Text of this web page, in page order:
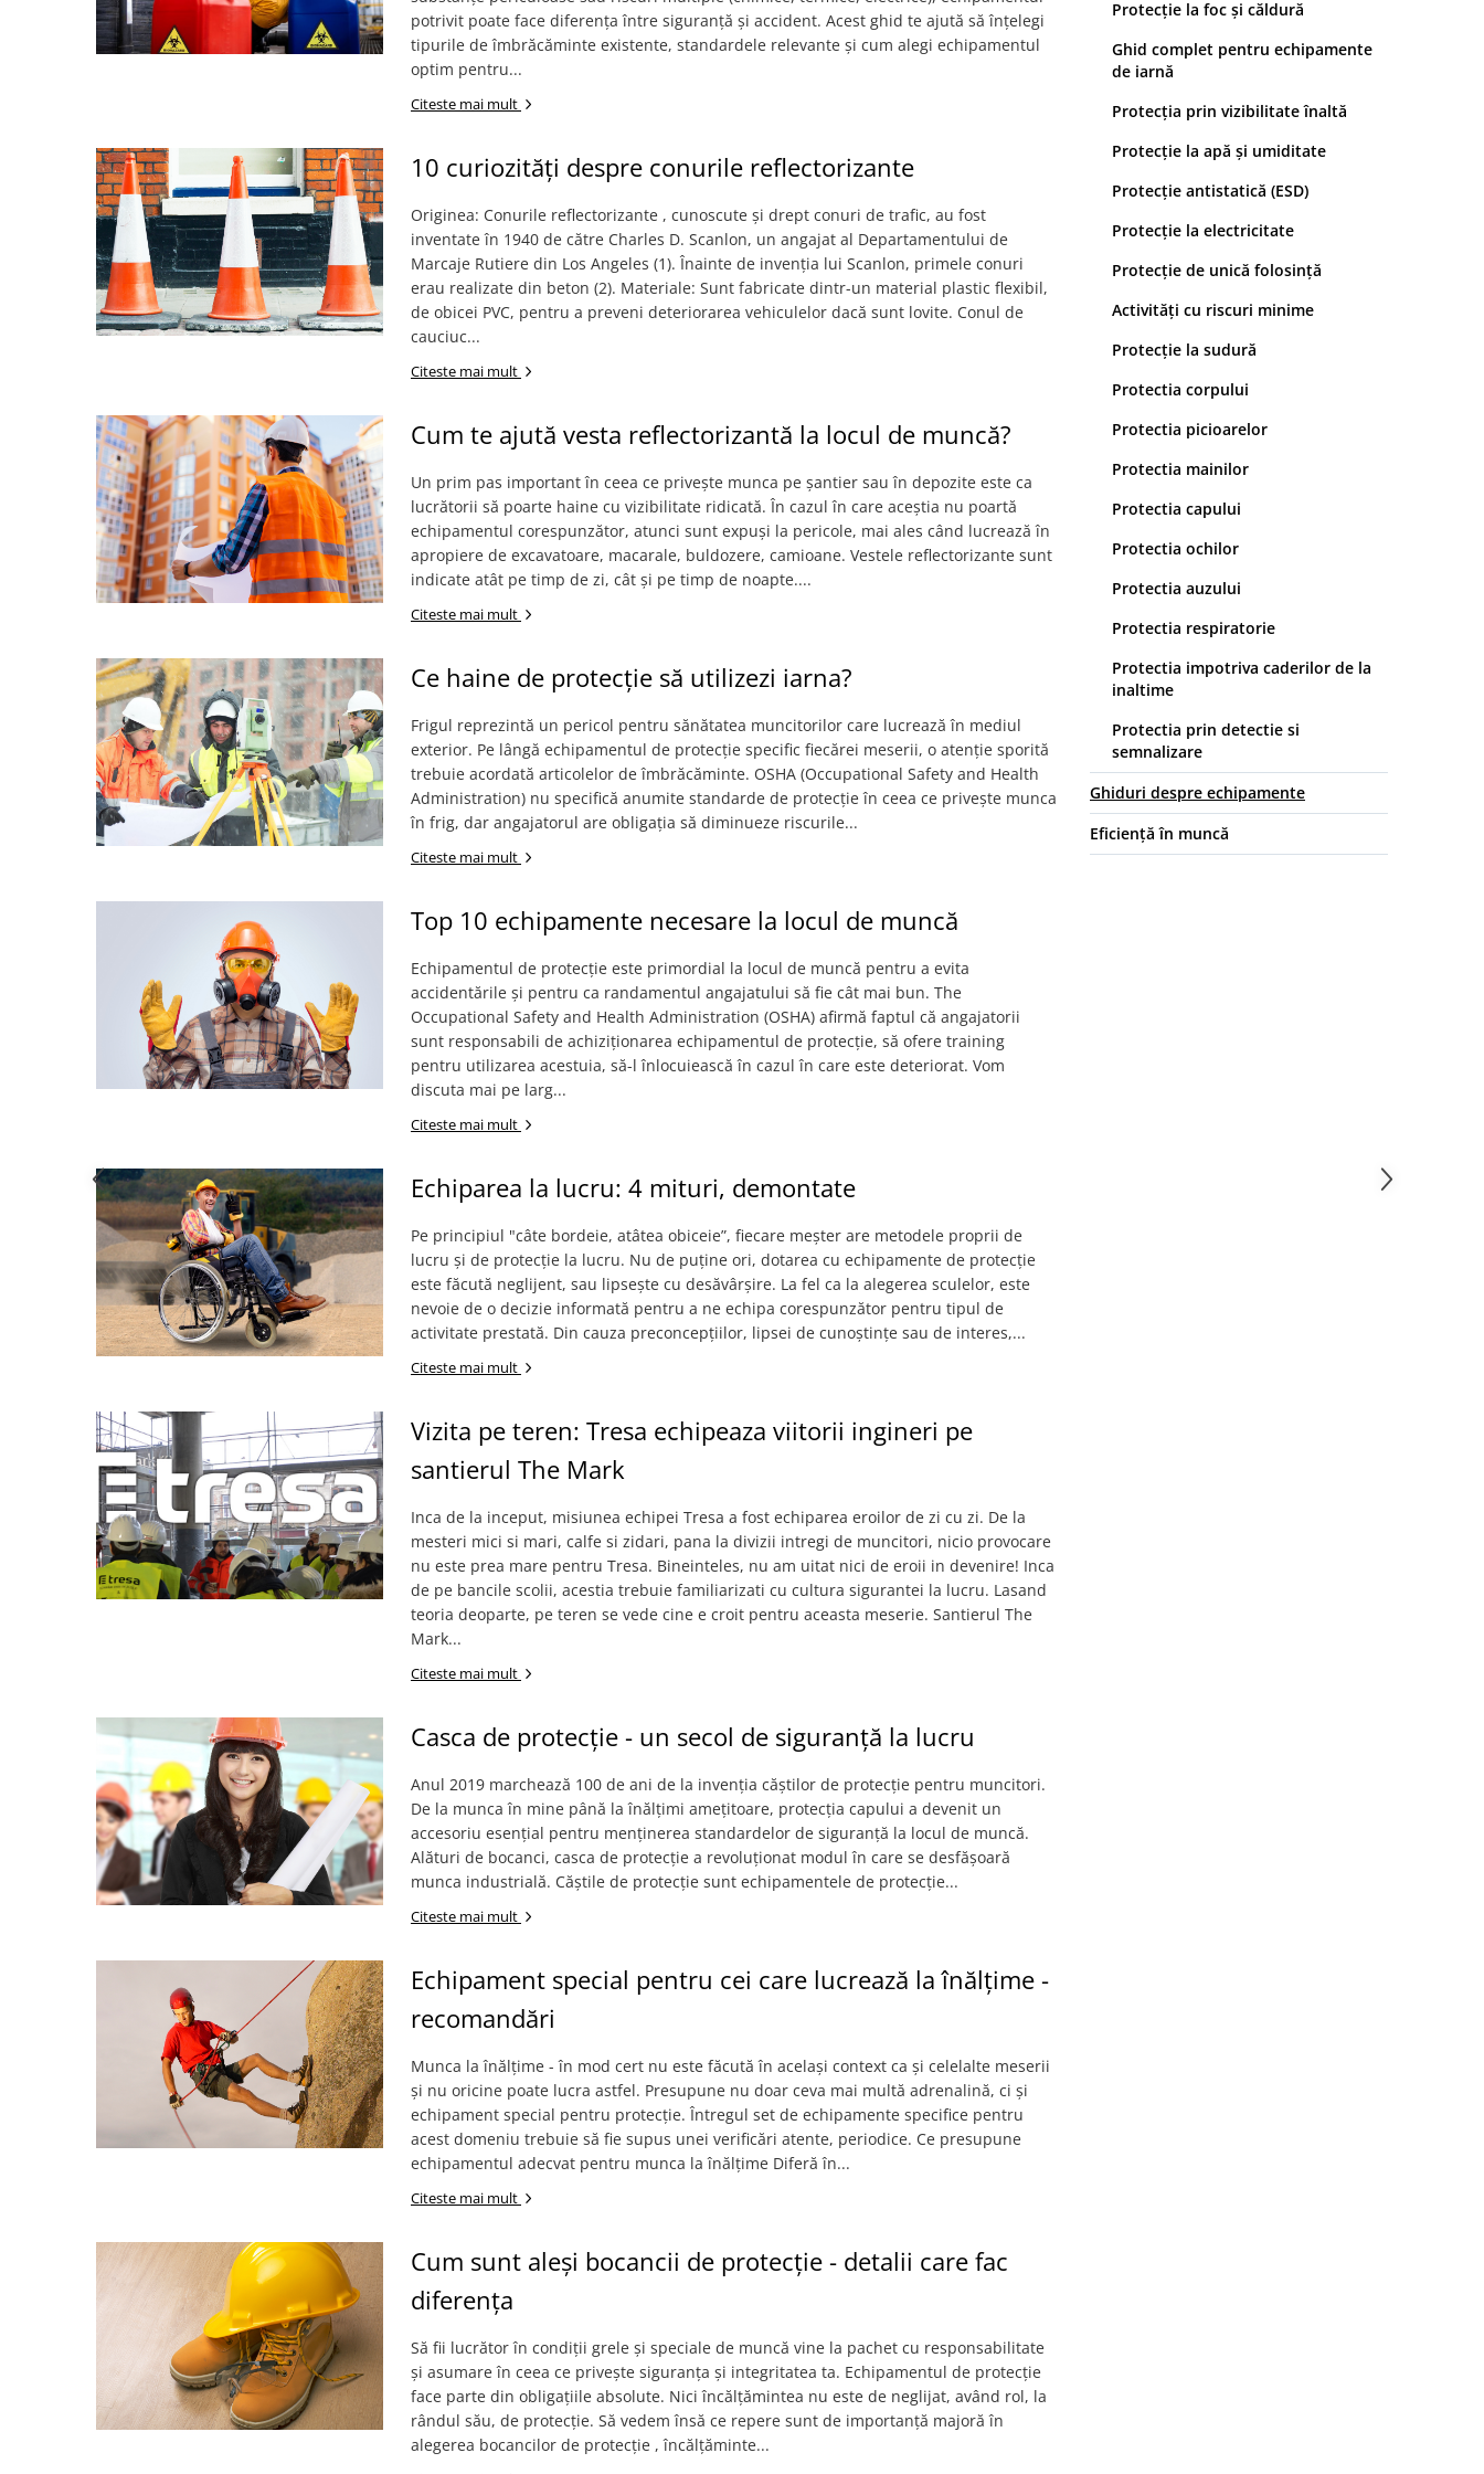
Costume | Combinezoane
Impermeabile
Imbracaminte TERMOIZOLANTĂ
Jachete Termoizolante
Pantaloni Termoizolanti
Costume | Combinezoane
Termoizolante
Veste Termoizolante
Îmbrăcăminte REFLECTORIZANTĂ
Costume reflectorizante (HI-VIS)
Combinezoane Reflectorizante (HI-
Veste reflectorizante (HI-VIS)
Tricouri si bluze reflectorizante (HI-
Accesorii reflectorizante (HI-VIS)
Îmbrăcăminte ANTICHIMICĂ |
MULTIRISC
Costume | Combinezoane
Antichimice | Multirisc
Halate | Sorturi Antichimice |
Jachete | Bluze Antichimice |
Pantaloni Antichimici | Multirisc
Îmbrăcăminte IGNIFUGĂ (ANTI-
Jambiere Ignifuge
Cagule | Capisoane Ignifuge
Costume | Combinezoane Ignifuge
Jachete| Bluze Ignifuge
ÎNCĂLȚĂMINTE
Pantofi outdoor
Pantofi de lucru O1
Pantofi de lucru O2
Pantofi de protecție S1
Pantofi de protecție OB
Pantofi de protecție S1P
Pantofi de protecție S2
Pantofi de protecție S3
Bocanci outdoor
Bocanci de lucru O1
Bocanci de protecție OB
Bocanci de protecție S2
Bocanci de protecție S3
Cizme outdoor
Cizme de lucru OB
Cizme de lucru O4/O5
Cizme de protecție S3
Saboți și papuci de uz general
Saboți de protecție OB
Saboți de protecție SB
Sandale de protecție SB
Sandale de protecție S1
Sandale de protecție S1P
Accesorii încălțăminte
PROTECȚIA MÂINILOR
Mănuși de protecție
Protecție mecanică
potrivit poate face diferența între siguranță și accident. Acest ghid te ajută să înțelegi
tipurile de îmbrăcăminte existente, standardele relevante și cum alegi echipamentul
optim pentru...
Citeste mai mult
10 curiozități despre conurile reflectorizante
Originea: Conurile reflectorizante , cunoscute și drept conuri de trafic, au fost
inventate în 1940 de către Charles D. Scanlon, un angajat al Departamentului de
Marcaje Rutiere din Los Angeles (1). Înainte de invenția lui Scanlon, primele conuri
erau realizate din beton (2). Materiale: Sunt fabricate dintr-un material plastic flexibil,
de obicei PVC, pentru a preveni deteriorarea vehiculelor dacă sunt lovite. Conul de
cauciuc...
Citeste mai mult
Cum te ajută vesta reflectorizantă la locul de muncă?
Un prim pas important în ceea ce privește munca pe șantier sau în depozite este ca
lucrătorii să poarte haine cu vizibilitate ridicată. În cazul în care aceștia nu poartă
echipamentul corespunzător, atunci sunt expuși la pericole, mai ales când lucrează în
apropiere de excavatoare, macarale, buldozere, camioane. Vestele reflectorizante sunt
indicate atât pe timp de zi, cât și pe timp de noapte....
Citeste mai mult
Ce haine de protecție să utilizezi iarna?
Frigul reprezintă un pericol pentru sănătatea muncitorilor care lucrează în mediul
exterior. Pe lângă echipamentul de protecție specific fiecărei meserii, o atenție sporită
trebuie acordată articolelor de îmbrăcăminte. OSHA (Occupational Safety and Health
Administration) nu specifică anumite standarde de protecție în ceea ce privește munca
în frig, dar angajatorul are obligația să diminueze riscurile...
Citeste mai mult
Top 10 echipamente necesare la locul de muncă
Echipamentul de protecție este primordial la locul de muncă pentru a evita
accidentările și pentru ca randamentul angajatului să fie cât mai bun. The
Occupational Safety and Health Administration (OSHA) afirmă faptul că angajatorii
sunt responsabili de achiziționarea echipamentul de protecție, să ofere training
pentru utilizarea acestuia, să-l înlocuiească în cazul în care este deteriorat. Vom
discuta mai pe larg...
Citeste mai mult
Echiparea la lucru: 4 mituri, demontate
Pe principiul "câte bordeie, atâtea obiceie”, fiecare meșter are metodele proprii de
lucru și de protecție la lucru. Nu de puține ori, dotarea cu echipamente de protecție
este făcută neglijent, sau lipsește cu desăvârșire. La fel ca la alegerea sculelor, este
nevoie de o decizie informată pentru a ne echipa corespunzător pentru tipul de
activitate prestată. Din cauza preconcepțiilor, lipsei de cunoștințe sau de interes,...
Citeste mai mult
Vizita pe teren: Tresa echipeaza viitorii ingineri pe
santierul The Mark
Inca de la inceput, misiunea echipei Tresa a fost echiparea eroilor de zi cu zi. De la
mesteri mici si mari, calfe si zidari, pana la divizii intregi de muncitori, nicio provocare
nu este prea mare pentru Tresa. Bineinteles, nu am uitat nici de eroii in devenire! Inca
de pe bancile scolii, acestia trebuie familiarizati cu cultura sigurantei la lucru. Lasand
teoria deoparte, pe teren se vede cine e croit pentru aceasta meserie. Santierul The
Mark...
Citeste mai mult
Casca de protecție - un secol de siguranță la lucru
Anul 2019 marchează 100 de ani de la invenția căștilor de protecție pentru muncitori.
De la munca în mine până la înălțimi amețitoare, protecția capului a devenit un
accesoriu esențial pentru menținerea standardelor de siguranță la locul de muncă.
Alături de bocanci, casca de protecție a revoluționat modul în care se desfășoară
munca industrială. Căștile de protecție sunt echipamentele de protecție...
Citeste mai mult
Echipament special pentru cei care lucrează la înălţime -
recomandări
Munca la înălțime - în mod cert nu este făcută în același context ca și celelalte meserii
și nu oricine poate lucra astfel. Presupune nu doar ceva mai multă adrenalină, ci și
echipament special pentru protecție. Întregul set de echipamente specifice pentru
acest domeniu trebuie să fie supus unei verificări atente, periodice. Ce presupune
echipamentul adecvat pentru munca la înălțime Diferă în...
Citeste mai mult
Cum sunt aleși bocancii de protecție - detalii care fac
diferența
Să fii lucrător în condiții grele și speciale de muncă vine la pachet cu responsabilitate
și asumare în ceea ce privește siguranța și integritatea ta. Echipamentul de protecție
face parte din obligațiile absolute. Nici încălțămintea nu este de neglijat, având rol, la
rândul său, de protecție. Să vedem însă ce repere sunt de importanţă majoră în
alegerea bocancilor de protecţie , încălțăminte...
Protecție la foc și căldură
Ghid complet pentru echipamente
de iarnă
Protecția prin vizibilitate înaltă
Protecție la apă și umiditate
Protecție antistatică (ESD)
Protecție la electricitate
Protecție de unică folosință
Activități cu riscuri minime
Protecție la sudură
Protectia corpului
Protectia picioarelor
Protectia mainilor
Protectia capului
Protectia ochilor
Protectia auzului
Protectia respiratorie
Protectia impotriva caderilor de la
inaltime
Protectia prin detectie si
semnalizare
Ghiduri despre echipamente
Eficiență în muncă